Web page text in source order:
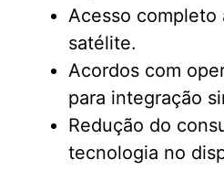
Acesso
satélite.
Acordos com
para integração
Redução do
tecnologia no